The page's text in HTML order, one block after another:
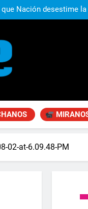
Nación desestime
de la
que Nación desestime
de la movilización
adelante trabajos de
02-at-6.09.48-PM